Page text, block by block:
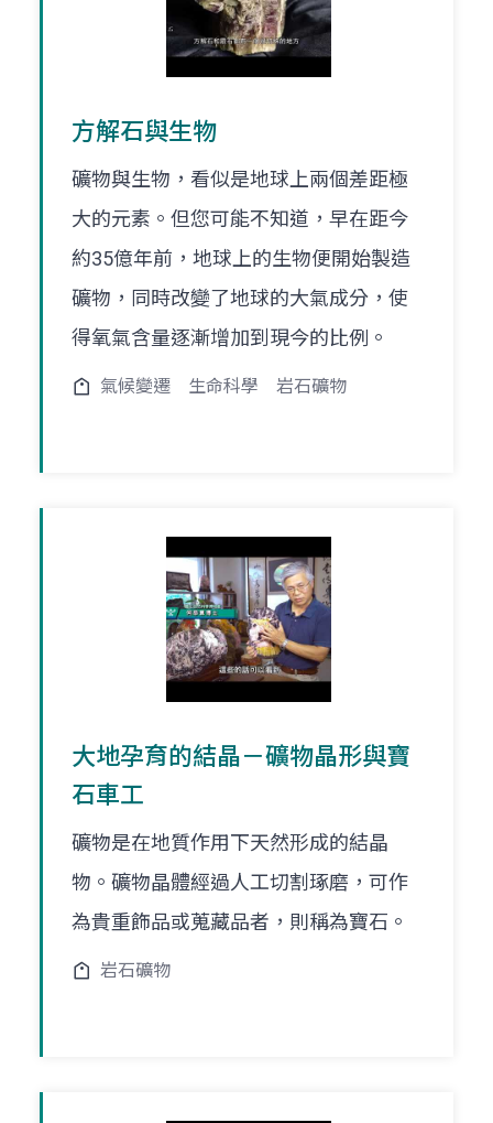
方解石與生物
礦物與生物，看似是地球上兩個差距極
大的元素。但您可能不知道，早在距今
約35億年前，地球上的生物便開始製造
礦物，同時改變了地球的大氣成分，使
得氧氣含量逐漸增加到現今的比例。
氣候變遷 生命科學 岩石礦物
大地孕育的結晶－礦物晶形與寶
石車工
礦物是在地質作用下天然形成的結晶
物。礦物晶體經過人工切割琢磨，可作
為貴重飾品或蒐藏品者，則稱為寶石。
岩石礦物